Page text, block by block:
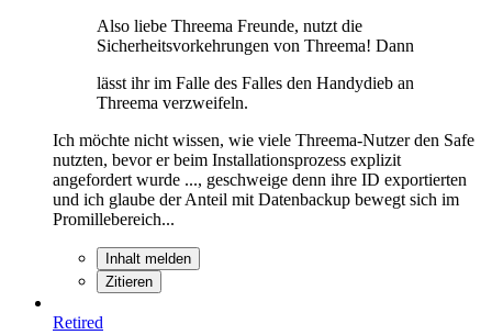
Also liebe Threema Freunde, nutzt die
Sicherheitsvorkehrungen von Threema! Dann
lässt ihr im Falle des Falles den Handydieb an
Threema verzweifeln.
Ich möchte nicht wissen, wie viele Threema-Nutzer den Safe
nutzten, bevor er beim Installationsprozess explizit
angefordert wurde ..., geschweige denn ihre ID exportierten
und ich glaube der Anteil mit Datenbackup bewegt sich im
Promillebereich...
Inhalt melden
Zitieren
Retired